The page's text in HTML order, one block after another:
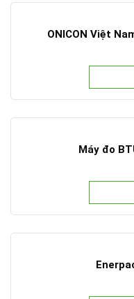
ONICON Việt
Máy đo